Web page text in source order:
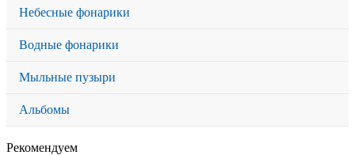
Небесные фонарики
Водные фонарики
Мыльные пузыри
Альбомы
Рекомендуем